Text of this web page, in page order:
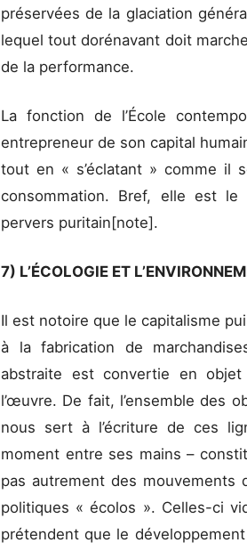
préservées de la glaciation
lequel tout dorénavant doit
de la performance.
La fonction de l’École
entrepreneur de son capital
tout en « s’éclatant » comme il
consommation. Bref, elle est
pervers puritain[note].
7) L’ÉCOLOGIE ET
Il est notoire que le capitalisme
à la fabrication de
abstraite est convertie en
l’œuvre. De fait, l’ensemble des
nous sert à l’écriture de ces
moment entre ses mains –
pas autrement des mouvements
politiques « écolos ». Celles-ci
prétendent que le